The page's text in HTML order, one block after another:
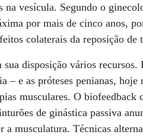
na vesícula. Segundo o
por mais de cinco anos,
colaterais da reposição de
sua disposição vários
– e as próteses penianas,
musculares. O biofeedback
de ginástica passiva
a musculatura. Técnicas